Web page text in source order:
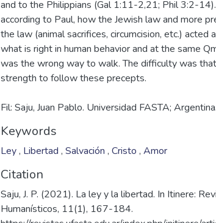
and to the Philippians (Gal 1:11-2,21; Phil 3:2-
according to Paul, how the Jewish law and more
the law (animal sacrifices, circumcision, etc.) acted
what is right in human behavior and at the same
was the wrong way to walk. The difficulty was
Fil: Saju, Juan Pablo. Universidad FASTA; Argentina.
Keywords
Ley, Libertad , Salvación , Cristo , Amor
Citation
Saju, J. P. (2021). La ley y la libertad. In Itinere:
Humanísticos, 11(1), 167-184.